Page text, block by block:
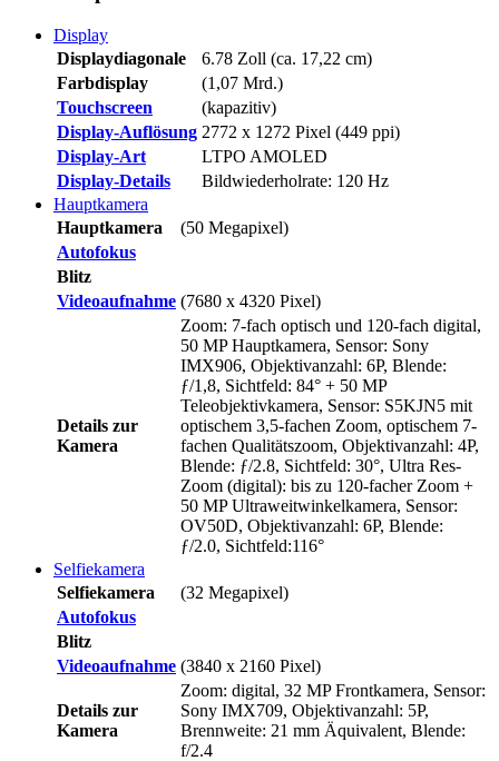
Display
Displaydiagonale
6.78 Zoll (ca. 17,22 cm)
Farbdisplay
(1,07 Mrd.)
Touchscreen
(kapazitiv)
Display-Auflösung 2772 x 1272 Pixel (449 ppi)
Display-Art
LTPO AMOLED
Display-Details
Bildwiederholrate: 120 Hz
Hauptkamera
Hauptkamera
(50 Megapixel)
Autofokus
Blitz
Videoaufnahme (7680 x 4320 Pixel)
Details zur
Kamera
Zoom: 7-fach optisch und 120-fach digital,
50 MP Hauptkamera, Sensor: Sony
IMX906, Objektivanzahl: 6P, Blende:
ƒ/1,8, Sichtfeld: 84° + 50 MP
Teleobjektivkamera, Sensor: S5KJN5 mit
optischem 3,5-fachen Zoom, optischem 7-
fachen Qualitätszoom, Objektivanzahl: 4P,
Blende: ƒ/2.8, Sichtfeld: 30°, Ultra Res-
Zoom (digital): bis zu 120-facher Zoom +
50 MP Ultraweitwinkelkamera, Sensor:
OV50D, Objektivanzahl: 6P, Blende:
ƒ/2.0, Sichtfeld:116°
Selfiekamera
Selfiekamera
(32 Megapixel)
Autofokus
Blitz
Videoaufnahme (3840 x 2160 Pixel)
Details zur
Kamera
Zoom: digital, 32 MP Frontkamera, Sensor:
Sony IMX709, Objektivanzahl: 5P,
Brennweite: 21 mm Äquivalent, Blende:
f/2.4